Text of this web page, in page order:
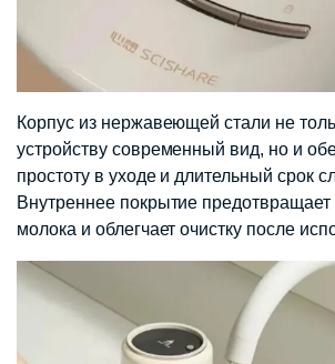
Корпус из нержавеющей стали не
устройству современный вид, но и
простоту в уходе и длительный срок
Внутреннее покрытие предотвращает
молока и облегчает очистку после